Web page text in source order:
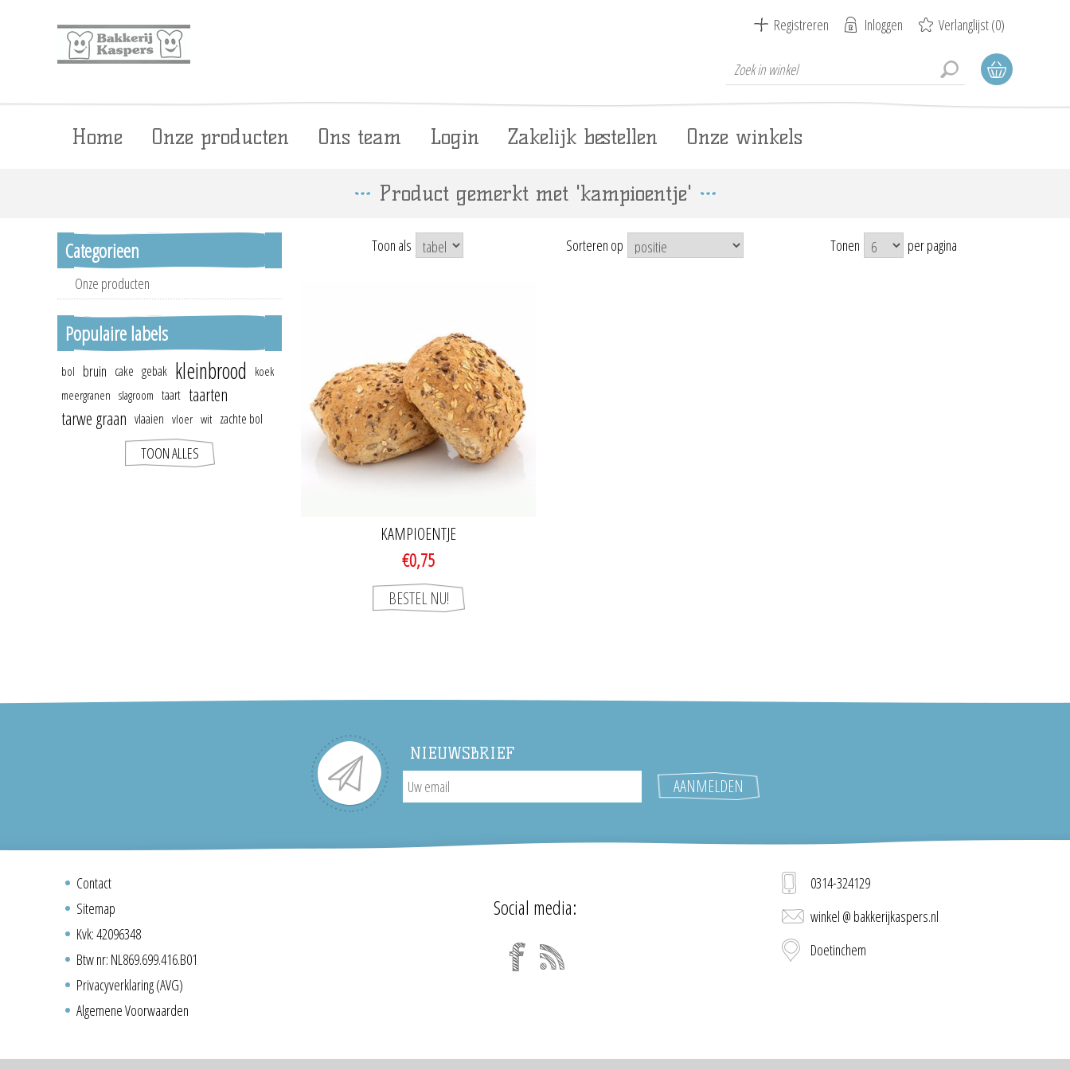
Registreren Inloggen Verlanglijst(0)
Home Onze producten Ons team Login Zakelijk bestellen Onze winkels
Product gemerkt met 'kampioentje'
Toon als Sorteren op Tonen per pagina
KAMPIOENTJE
€0,75
Categorieen
Onze producten
Populaire labels
bol bruin cake gebak kleinbrood
koek
meergranen slagroom taart taarten
tarwe graan vlaaien vloer wit zachte bol
TOON ALLES
NIEUWSBRIEF
Contact
Sitemap
Kvk: 42096348
Btw nr: NL869.699.416.B01
Privacyverklaring (AVG)
Algemene Voorwaarden
Social media:
0314-324129
winkel @ bakkerijkaspers.nl
Doetinchem